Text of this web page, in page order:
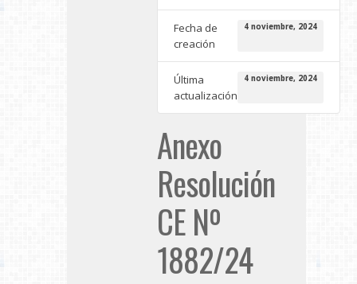
Fecha de
creación
4 noviembre, 2024
Última
actualización
4 noviembre, 2024
Anexo
Resolución
CE Nº
1882/24